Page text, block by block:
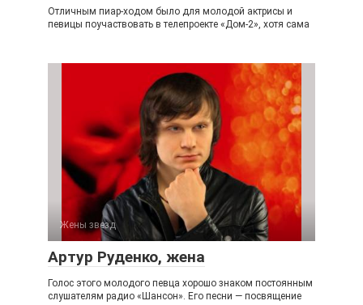
Отличным пиар-ходом было для молодой актрисы и
певицы поучаствовать в телепроекте «Дом-2», хотя сама
Жены звезд
Артур Руденко, жена
Голос этого молодого певца хорошо знаком постоянным
слушателям радио «Шансон». Его песни — посвящение